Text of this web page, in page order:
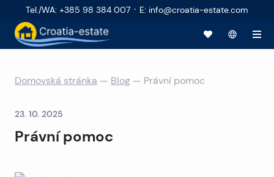
Tel./WA: +385 98 384 007 · E: info@croatia-estate.com
Domovská stránka — Blog — Právní pomoc
23. 10. 2025
Právní pomoc